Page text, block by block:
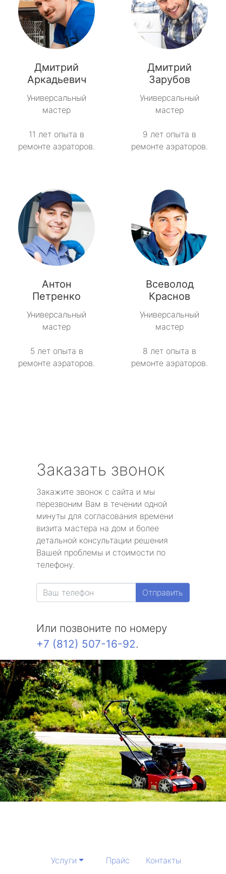
Дмитрий
Аркадьевич
Универсальный
мастер
11 лет опыта в
ремонте аэраторов.
Дмитрий
Зарубов
Универсальный
мастер
9 лет опыта в
ремонте аэраторов.
Антон
Петренко
Универсальный
мастер
5 лет опыта в
ремонте аэраторов.
Всеволод
Краснов
Универсальный
мастер
8 лет опыта в
ремонте аэраторов.
Заказать звонок
Закажите звонок с сайта и мы
перезвоним Вам в течении одной
минуты для согласования времени
визита мастера на дом и более
детальной консультации решения
Вашей проблемы и стоимости по
телефону.
Отправить
Или позвоните по номеру
+7 (812) 507-16-92.
Услуги Прайс Контакты